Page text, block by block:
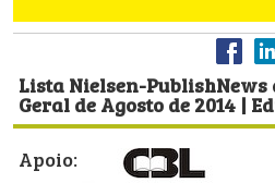
Lista Nielsen-PublishNews
Geral de Agosto de 2014 |
Apoio: